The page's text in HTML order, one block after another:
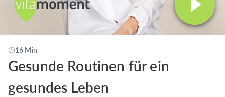
16 Min
Gesunde Routinen für ein
gesundes Leben